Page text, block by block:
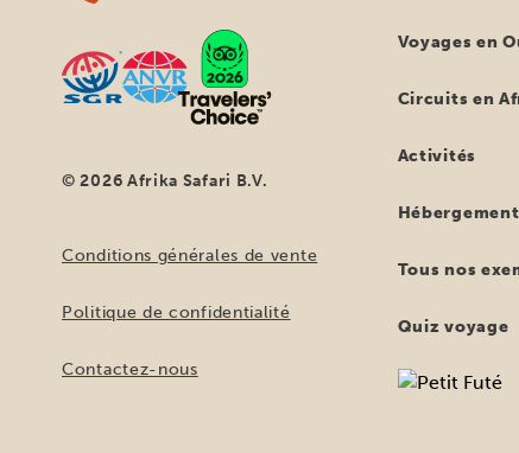
© 2026 Afrika Safari B.V.
Conditions générales de vente
Politique de confidentialité
Contactez-nous
Voyages en
Circuits en
Activités
Tous nos
Quiz voyage